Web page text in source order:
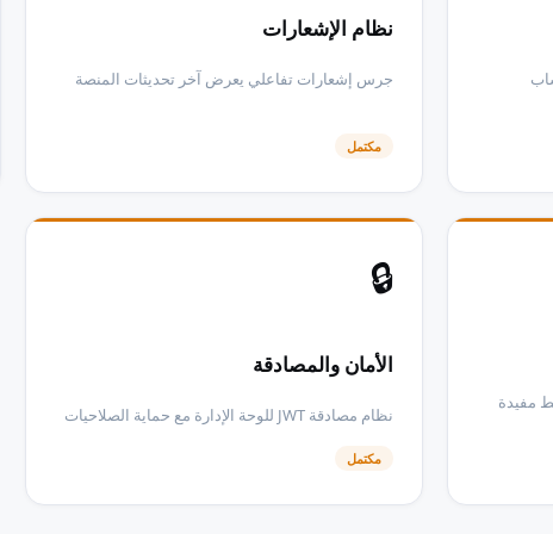
نظام الإشعارات
جرس إشعارات تفاعلي يعرض آخر تحديثات المنصة
مكتمل
مفيدة
🔒
الأمان والمصادقة
نظام مصادقة JWT للوحة الإدارة مع حماية الصلاحيات
مكتمل